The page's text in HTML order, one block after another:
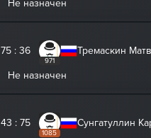
Не назначен
75 : 36
971
Тремаскин
Не назначен
43 : 75
1085
Сунгатуллин